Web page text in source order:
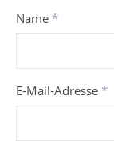
Name *
E-Mail-Adresse *